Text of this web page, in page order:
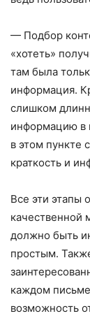
— Подбор
«хотеть»
там была
информация.
слишком
информацию в
в этом пункте
краткость и
Все эти этапы
качественной
должно быть
простым.
каждом
возможность